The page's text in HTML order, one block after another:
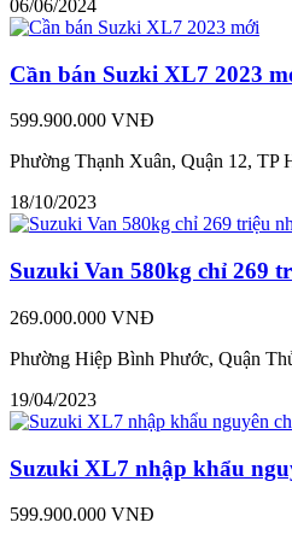
06/06/2024
Cần bán Suzki XL7 2023
599.900.000 VNĐ
Phường Thạnh Xuân, Quận 12, TP
18/10/2023
Suzuki Van 580kg chỉ 269
269.000.000 VNĐ
Phường Hiệp Bình Phước, Quận
19/04/2023
Suzuki XL7 nhập khẩu
599.900.000 VNĐ